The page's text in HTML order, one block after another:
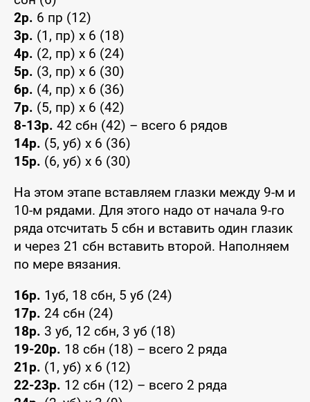
2р. 6 пр (12)
3р. (1, пр) x 6 (18)
4р. (2, пр) x 6 (24)
5р. (3, пр) x 6 (30)
6р. (4, пр) x 6 (36)
7р. (5, пр) x 6 (42)
8-13р. 42 сбн (42) – всего 6 рядов
14р. (5, уб) x 6 (36)
15р. (6, уб) x 6 (30)
На этом этапе вставляем глазки между 9-м и
10-м рядами. Для этого надо от начала 9-го
ряда отсчитать 5 сбн и вставить один глазик
и через 21 сбн вставить второй. Наполняем
по мере вязания.
16р. 1уб, 18 сбн, 5 уб (24)
17р. 24 сбн (24)
18р. 3 уб, 12 сбн, 3 уб (18)
19-20р. 18 сбн (18) – всего 2 ряда
21р. (1, уб) x 6 (12)
22-23р. 12 сбн (12) – всего 2 ряда